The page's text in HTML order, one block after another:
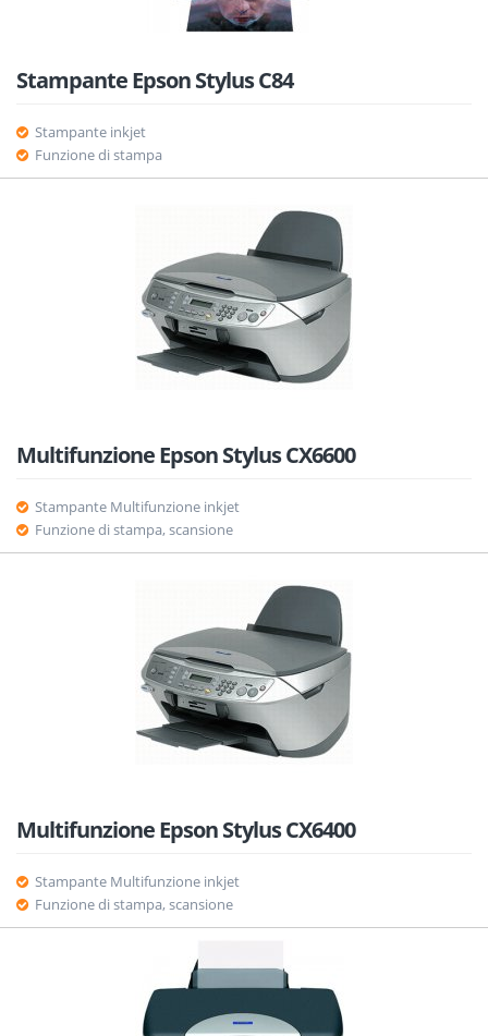
Stampante Epson Stylus C84
Stampante inkjet
Funzione di stampa
Multifunzione Epson Stylus CX6600
Stampante Multifunzione inkjet
Funzione di stampa, scansione
Multifunzione Epson Stylus CX6400
Stampante Multifunzione inkjet
Funzione di stampa, scansione